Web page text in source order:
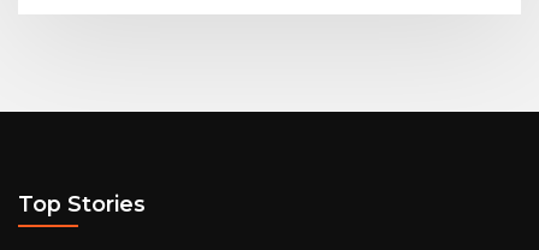
Top Stories